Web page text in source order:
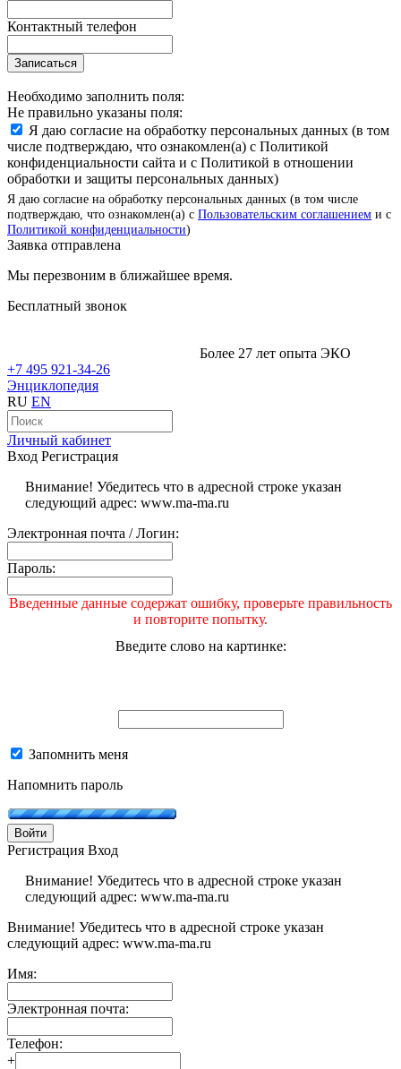
Контактный телефон
Записаться
Необходимо заполнить поля:
Не правильно указаны поля:
Я даю согласие на обработку персональных данных (в том
числе подтверждаю, что ознакомлен(а) с Политикой
конфиденциальности сайта и с Политикой в отношении
обработки и защиты персональных данных)
Я даю согласие на обработку персональных данных (в том числе
подтверждаю, что ознакомлен(а) с Пользовательским соглашением и с
Политикой конфиденциальности)
Заявка отправлена
Мы перезвоним в ближайшее время.
Бесплатный звонок
Более 27 лет опыта ЭКО
+7 495 921-34-26
Энциклопедия
RU EN
Личный кабинет
Вход Регистрация
Внимание! Убедитесь что в адресной строке указан
следующий адрес: www.ma-ma.ru
Электронная почта / Логин:
Пароль:
Введенные данные содержат ошибку, проверьте правильность
и повторите попытку.
Введите слово на картинке:
Запомнить меня
Напомнить пароль
Войти
Регистрация Вход
Внимание! Убедитесь что в адресной строке указан
следующий адрес: www.ma-ma.ru
Внимание! Убедитесь что в адресной строке указан
следующий адрес: www.ma-ma.ru
Имя:
Электронная почта:
Телефон:
+